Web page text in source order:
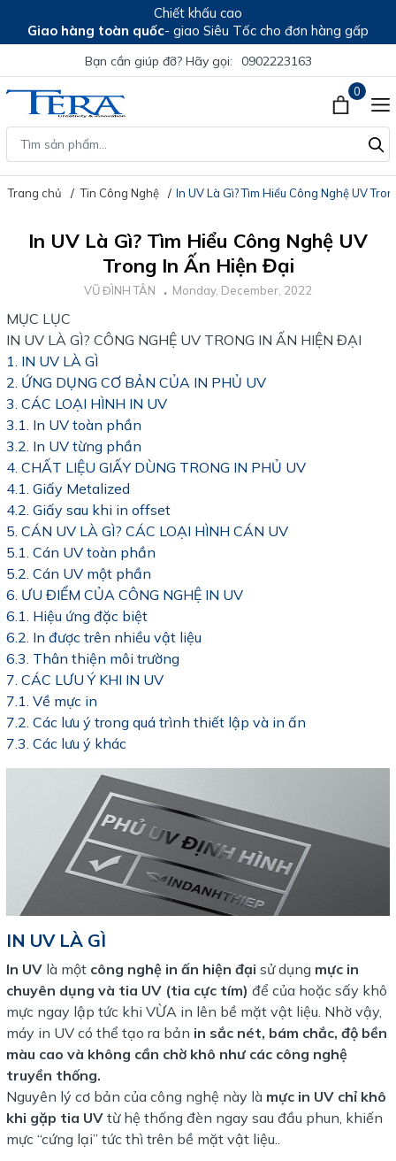
Chiết khấu cao
Giao hàng toàn quốc- giao Siêu Tốc cho đơn hàng gấp
Bạn cần giúp đỡ? Hãy gọi: 0902223163
0
Trang chủ Tin Công Nghệ In UV Là Gì? Tìm Hiểu Công Nghệ UV
In UV Là Gì? Tìm Hiểu Công Nghệ UV
Trong In Ấn Hiện Đại
VŨ ĐÌNH TÂN Monday, December, 2022
MỤC LỤC
IN UV LÀ GÌ? CÔNG NGHỆ UV TRONG IN ẤN HIỆN ĐẠI
1. IN UV LÀ GÌ
2. ỨNG DỤNG CƠ BẢN CỦA IN PHỦ UV
3. CÁC LOẠI HÌNH IN UV
3.1. In UV toàn phần
3.2. In UV từng phần
4. CHẤT LIỆU GIẤY DÙNG TRONG IN PHỦ UV
4.1. Giấy Metalized
4.2. Giấy sau khi in offset
5. CÁN UV LÀ GÌ? CÁC LOẠI HÌNH CÁN UV
5.1. Cán UV toàn phần
5.2. Cán UV một phần
6. ƯU ĐIỂM CỦA CÔNG NGHỆ IN UV
6.1. Hiệu ứng đặc biệt
6.2. In được trên nhiều vật liệu
6.3. Thân thiện môi trường
7. CÁC LƯU Ý KHI IN UV
7.1. Về mực in
7.2. Các lưu ý trong quá trình thiết lập và in ấn
7.3. Các lưu ý khác
IN UV LÀ GÌ
In UV là một công nghệ in ấn hiện đại sử dụng mực in
chuyên dụng và tia UV (tia cực tím) để của hoặc sấy khô
mực ngay lập tức khi VỪA in lên bề mặt vật liệu. Nhờ vậy,
máy in UV có thể tạo ra bản in sắc nét, bám chắc, độ bền
màu cao và không cần chờ khô như các công nghệ
truyền thống.
Nguyên lý cơ bản của công nghệ này là mực in UV chỉ khô
khi gặp tia UV từ hệ thống đèn ngay sau đầu phun, khiến
mực “cứng lại” tức thì trên bề mặt vật liệu..